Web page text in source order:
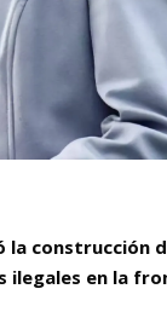
construcción
en la